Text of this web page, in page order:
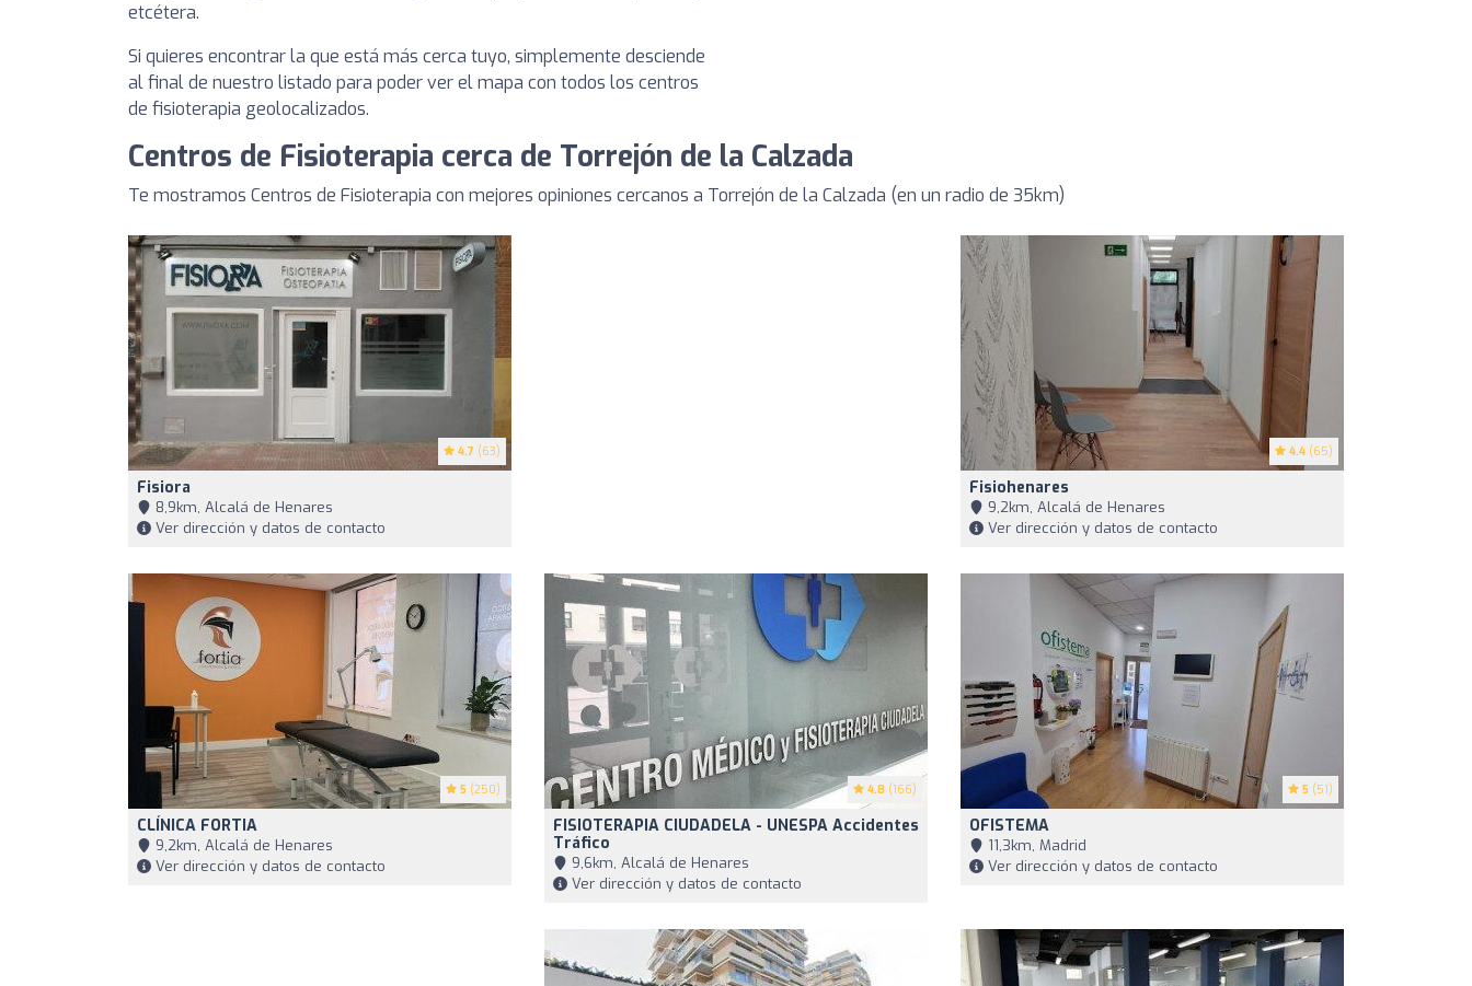
etcétera.
Si quieres encontrar la que está más cerca tuyo, simplemente desciende
al final de nuestro listado para poder ver el mapa con todos los centros
de fisioterapia geolocalizados.
Centros de Fisioterapia cerca de Torrejón de la Calzada
Te mostramos Centros de Fisioterapia con mejores opiniones cercanos a Torrejón de la Calzada (en un radio de 35km)
4.7 (63)
Fisiora
8,9km, Alcalá de Henares
Ver dirección y datos de contacto
4.4 (65)
Fisiohenares
9,2km, Alcalá de Henares
Ver dirección y datos de contacto
5 (250)
CLÍNICA FORTIA
9,2km, Alcalá de Henares
Ver dirección y datos de contacto
4.8 (166)
FISIOTERAPIA CIUDADELA - UNESPA Accidentes
Tráfico
9,6km, Alcalá de Henares
Ver dirección y datos de contacto
5 (51)
OFISTEMA
11,3km, Madrid
Ver dirección y datos de contacto